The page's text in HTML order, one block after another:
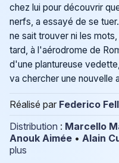
chez lui pour découvrir
nerfs, a essayé de se
ne sait trouver ni les
tard, à l'aérodrome de
d'une plantureuse
va chercher une nouvelle
Réalisé par Federico
Distribution : Marcello
Anouk Aimée • Alain
plus